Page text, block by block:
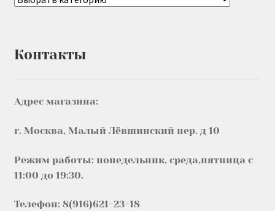
Контакты
Адрес магазина:
г. Москва, Малый Лёвшинский пер. д 10
Режим работы: понедельник, среда,пятница с
11:00 до 19:30.
Телефон: 8(916)621-23-18